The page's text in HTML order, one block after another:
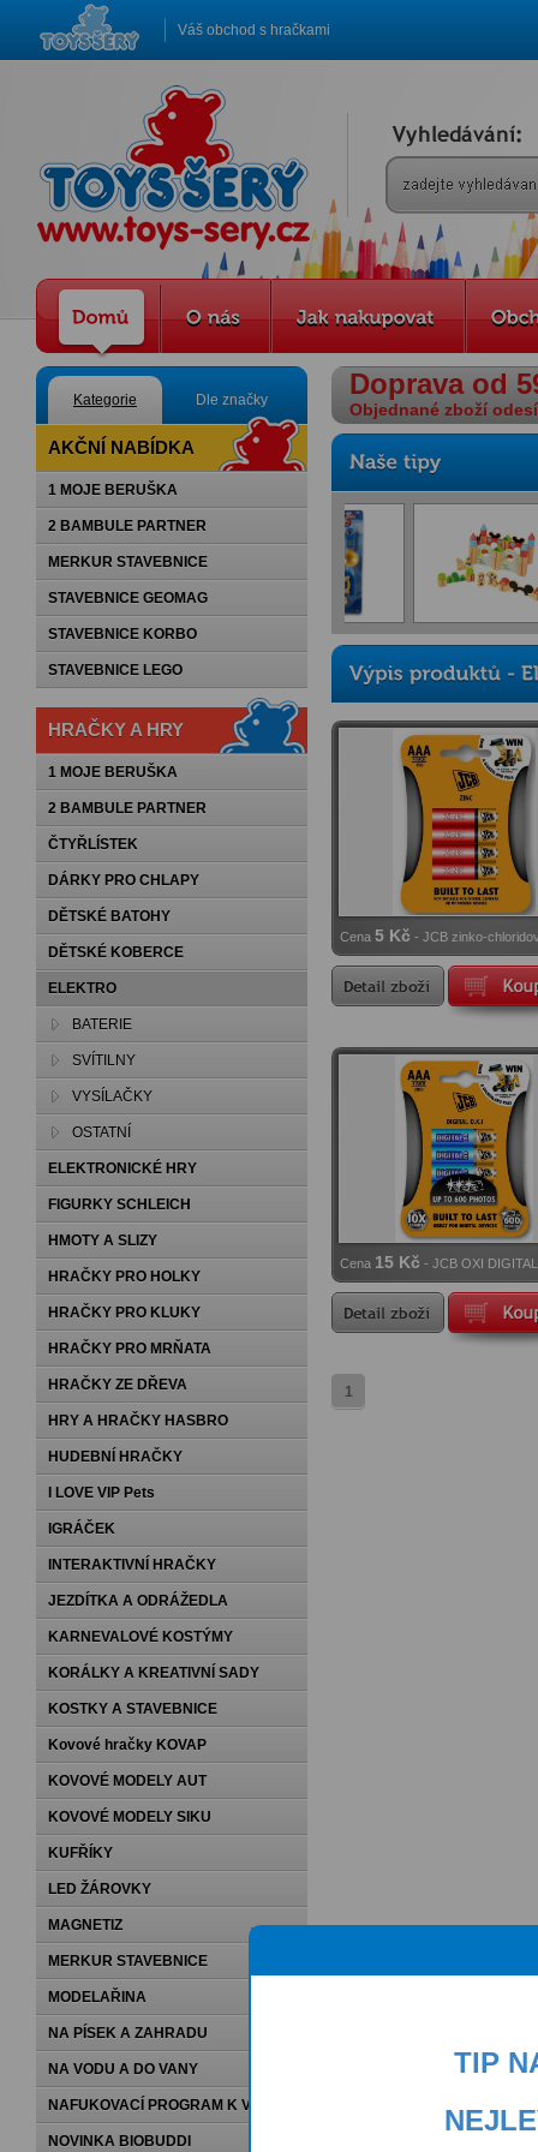
Váš obchod s hračkami
Kategorie Dle značky
AKČNÍ NABÍDKA
1 MOJE BERUŠKA
2 BAMBULE PARTNER
MERKUR STAVEBNICE
STAVEBNICE GEOMAG
STAVEBNICE KORBO
STAVEBNICE LEGO
HRAČKY A HRY
1 MOJE BERUŠKA
2 BAMBULE PARTNER
ČTYŘLÍSTEK
DÁRKY PRO CHLAPY
DĚTSKÉ BATOHY
DĚTSKÉ KOBERCE
ELEKTRO
BATERIE
SVÍTILNY
VYSÍLAČKY
OSTATNÍ
ELEKTRONICKÉ HRY
FIGURKY SCHLEICH
HMOTY A SLIZY
HRAČKY PRO HOLKY
HRAČKY PRO KLUKY
HRAČKY PRO MRŇATA
HRAČKY ZE DŘEVA
HRY A HRAČKY HASBRO
HUDEBNÍ HRAČKY
I LOVE VIP Pets
IGRÁČEK
INTERAKTIVNÍ HRAČKY
JEZDÍTKA A ODRÁŽEDLA
KARNEVALOVÉ KOSTÝMY
KORÁLKY A KREATIVNÍ SADY
KOSTKY A STAVEBNICE
Kovové hračky KOVAP
KOVOVÉ MODELY AUT
KOVOVÉ MODELY SIKU
KUFŘÍKY
LED ŽÁROVKY
MAGNETIZ
MERKUR STAVEBNICE
MODELAŘINA
NA PÍSEK A ZAHRADU
NA VODU A DO VANY
NAFUKOVACÍ PROGRAM K VODĚ
NOVINKA BIOBUDDI
Doprava od
Objednané zboží
Cena 5 Kč - JCB zinko-
baterie R03
Cena 15 Kč - JCB OXI DIGITAL
alkalická baterie R06
1
TIP